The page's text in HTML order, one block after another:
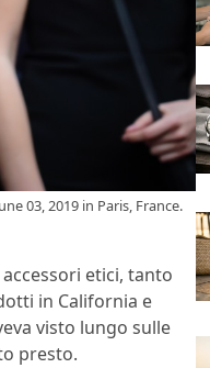
03, 2019 in Paris, France.
etici, tanto
in California e
visto lungo sulle
presto.